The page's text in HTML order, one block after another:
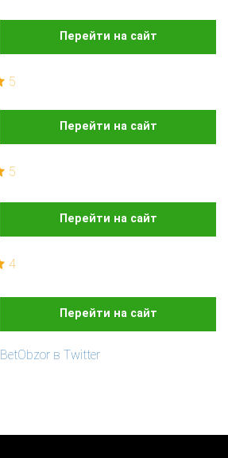
Перейти на сайт
5
Перейти на сайт
5
Перейти на сайт
4
Перейти на сайт
BetObzor в Twitter